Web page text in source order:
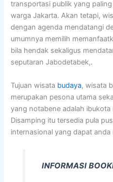
transportasi publik yang
warga Jakarta. Akan tetapi,
dengan agenda mendatangi
umumnya memilih
bila hendak sekaligus
seputaran Jabodetabek,.
Tujuan wisata budaya, wisata
merupakan pesona utama
yang notabene adalah ibukota
Disamping itu tersedia pula
internasional yang dapat
INFORMASI